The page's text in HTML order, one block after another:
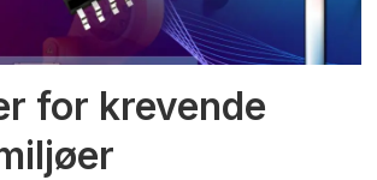
for krevende